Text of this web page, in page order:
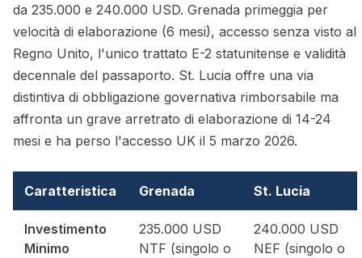
da 235.000 e 240.000 USD. Grenada primeggia per
velocità di elaborazione (6 mesi), accesso senza visto al
Regno Unito, l'unico trattato E-2 statunitense e validità
decennale del passaporto. St. Lucia offre una via
distintiva di obbligazione governativa rimborsabile ma
affronta un grave arretrato di elaborazione di 14-24
mesi e ha perso l'accesso UK il 5 marzo 2026.
Caratteristica Grenada St. Lucia
Investimento
Minimo
235.000 USD
NTF (singolo o
240.000 USD
NEF (singolo o